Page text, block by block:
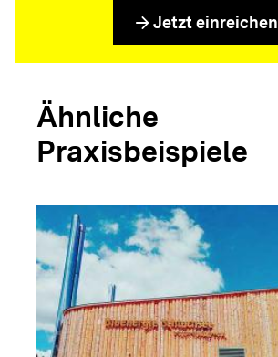
arrow_forward Jetzt einreichen
Ähnliche
Praxisbeispiele